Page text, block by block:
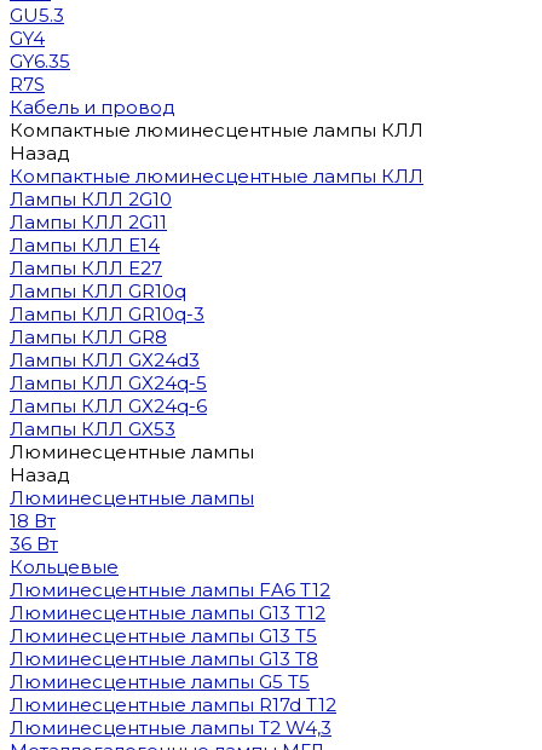
GU5.3
GY4
GY6.35
R7S
Кабель и провод
Компактные люминесцентные лампы КЛЛ
Назад
Компактные люминесцентные лампы КЛЛ
Лампы КЛЛ 2G10
Лампы КЛЛ 2G11
Лампы КЛЛ E14
Лампы КЛЛ E27
Лампы КЛЛ GR10q
Лампы КЛЛ GR10q-3
Лампы КЛЛ GR8
Лампы КЛЛ GX24d3
Лампы КЛЛ GX24q-5
Лампы КЛЛ GX24q-6
Лампы КЛЛ GX53
Люминесцентные лампы
Назад
Люминесцентные лампы
18 Вт
36 Вт
Кольцевые
Люминесцентные лампы FA6 T12
Люминесцентные лампы G13 T12
Люминесцентные лампы G13 T5
Люминесцентные лампы G13 T8
Люминесцентные лампы G5 T5
Люминесцентные лампы R17d T12
Люминесцентные лампы T2 W4,3